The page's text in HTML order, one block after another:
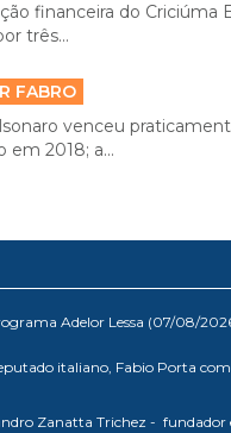
financeira do Criciúma
três...
FABRO
venceu
em 2018; a...
Adelor Lessa (07/08/
italiano, Fabio Porta
Zanatta Trichez - fundador